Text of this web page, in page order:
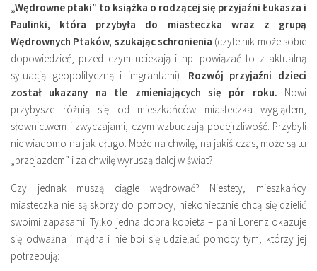
„Wędrowne ptaki” to książka o rodzącej się przyjaźni Łukasza i
Paulinki, która przybyła do miasteczka wraz z grupą
Wędrownych Ptaków, szukając schronienia (czytelnik może sobie
dopowiedzieć, przed czym uciekają i np. powiązać to z aktualną
sytuacją geopolityczną i imgrantami). Rozwój przyjaźni dzieci
został ukazany na tle zmieniających się pór roku. Nowi
przybysze różnią się od mieszkańców miasteczka wyglądem,
słownictwem i zwyczajami, czym wzbudzają podejrzliwość. Przybyli
nie wiadomo na jak długo. Może na chwilę, na jakiś czas, może są tu
„przejazdem” i za chwilę wyruszą dalej w świat?
Czy jednak muszą ciągle wędrować? Niestety, mieszkańcy
miasteczka nie są skorzy do pomocy, niekoniecznie chcą się dzielić
swoimi zapasami. Tylko jedna dobra kobieta – pani Lorenz okazuje
się odważna i mądra i nie boi się udzielać pomocy tym, którzy jej
potrzebują: